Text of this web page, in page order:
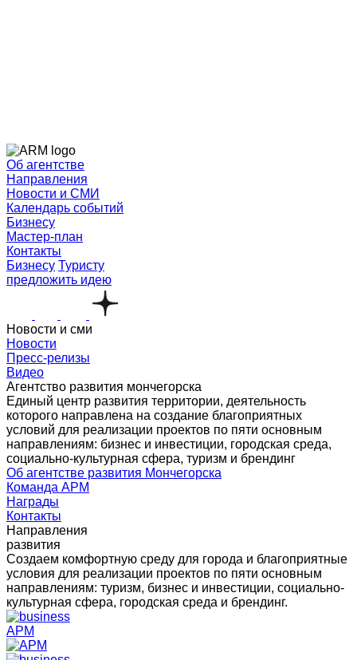
Об агентстве
Направления
Новости и СМИ
Календарь событий
Бизнесу
Мастер-план
Контакты
Бизнесу Туристу
предложить идею
Новости и сми
Новости
Пресс-релизы
Видео
Агентство развития мончегорска
Единый центр развития территории, деятельность
которого направлена на создание благоприятных
условий для реализации проектов по пяти основным
направлениям: бизнес и инвестиции, городская среда,
социально-культурная сфера, туризм и брендинг
Об агентстве развития Мончегорска
Команда АРМ
Награды
Контакты
Направления
развития
Создаем комфортную среду для города и благоприятные
условия для реализации проектов по пяти основным
направлениям: туризм, бизнес и инвестиции, социально-
культурная сфера, городская среда и брендинг.
АРМ